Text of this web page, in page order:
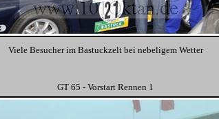
Viele Besucher im Bastuckzelt bei nebeligem Wetter
GT 65 - Vorstart Rennen 1